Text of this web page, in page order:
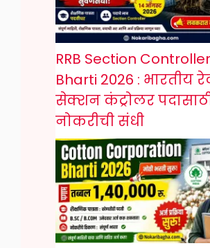
RRB Section Controller
Bharti 2026 : भारतीय
सेक्शन कंट्रोलर
नोकरीची संधी